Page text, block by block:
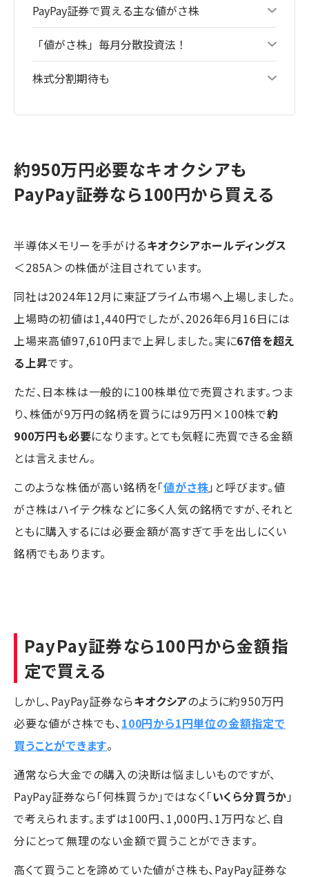
PayPay証券で買える主な値がさ株
「値がさ株」毎月分散投資法！
株式分割期待も
約950万円必要なキオクシアも
PayPay証券なら100円から買える
半導体メモリーを手がけるキオクシアホールディングス
＜285A＞の株価が注目されています。
同社は2024年12月に東証プライム市場へ上場しました。
上場時の初値は1,440円でしたが、2026年6月16日には
上場来高値97,610円まで上昇しました。実に67倍を超え
る上昇です。
ただ、日本株は一般的に100株単位で売買されます。つま
り、株価が9万円の銘柄を買うには9万円×100株で約
900万円も必要になります。とても気軽に売買できる金額
とは言えません。
このような株価が高い銘柄を「値がさ株」と呼びます。値
がさ株はハイテク株などに多く人気の銘柄ですが、それと
ともに購入するには必要金額が高すぎて手を出しにくい
銘柄でもあります。
PayPay証券なら100円から金額指
定で買える
しかし、PayPay証券ならキオクシアのように約950万円
必要な値がさ株でも、100円から1円単位の金額指定で
買うことができます。
通常なら大金での購入の決断は悩ましいものですが、
PayPay証券なら「何株買うか」ではなく「いくら分買うか 」
で考えられます。まずは100円、1,000円、1万円など、自
分にとって無理のない金額で買うことができます。
高くて買うことを諦めていた値がさ株も、PayPay証券な